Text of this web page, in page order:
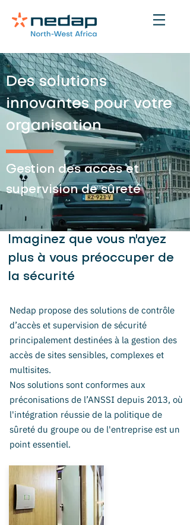
Des solutions
innovantes pour votre
organisation
Gestion des accès et
supervision de sûreté
Imaginez que vous n'ayez
plus à vous préoccuper de
la sécurité
Nedap propose des solutions de contrôle
d’accès et supervision de sécurité
principalement destinées à la gestion des
accès de sites sensibles, complexes et
multisites.
Nos solutions sont conformes aux
préconisations de l’ANSSI depuis 2013, où
l'intégration réussie de la politique de
sûreté du groupe ou de l'entreprise est un
point essentiel.